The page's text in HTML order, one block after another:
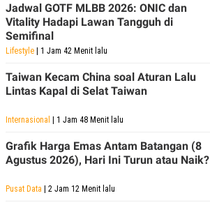
Jadwal GOTF MLBB 2026: ONIC dan
Vitality Hadapi Lawan Tangguh di
Semifinal
Lifestyle | 1 Jam 42 Menit lalu
Taiwan Kecam China soal Aturan Lalu
Lintas Kapal di Selat Taiwan
Internasional | 1 Jam 48 Menit lalu
Grafik Harga Emas Antam Batangan (8
Agustus 2026), Hari Ini Turun atau Naik?
Pusat Data | 2 Jam 12 Menit lalu